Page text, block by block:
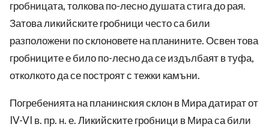
гробницата, толкова по-лесно душата стига до рая.
Затова ликийските гробници често са били
разположени по склоновете на планините. Освен това
гробниците е било по-лесно да се издълбаят в туфа,
отколкото да се построят с тежки камъни.
Погребенията на планинския склон в Мира датират от
IV-VI в. пр. н. е. Ликийските гробници в Мира са били